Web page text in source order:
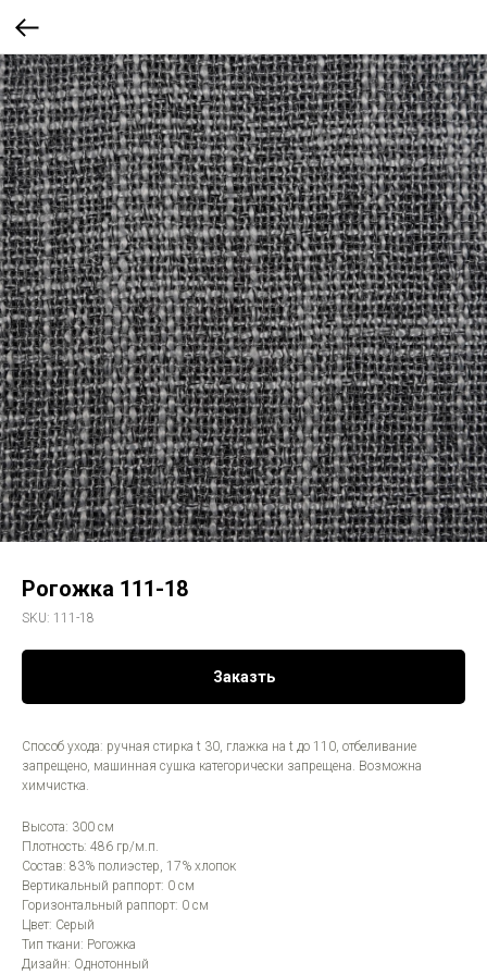
Рогожка 111-18
SKU: 111-18
Заказть
Способ ухода: ручная стирка t 30, глажка на t до 110, отбеливание
запрещено, машинная сушка категорически запрещена. Возможна
химчистка.
Высота: 300 см
Плотность: 486 гр/м.п.
Состав: 83% полиэстер, 17% хлопок
Вертикальный раппорт: 0 см
Горизонтальный раппорт: 0 см
Цвет: Серый
Тип ткани: Рогожка
Дизайн: Однотонный